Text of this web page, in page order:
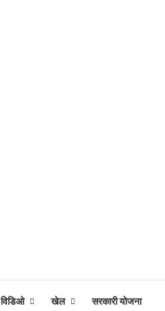
विडिओ खेल सरकारी योजना